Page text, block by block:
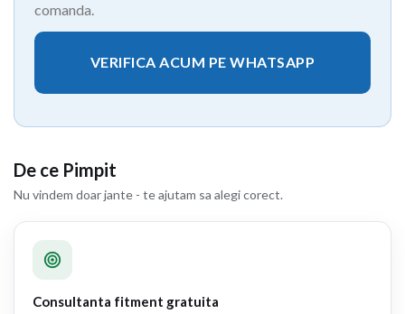
comanda.
VERIFICA ACUM PE WHATSAPP
De ce Pimpit
Nu vindem doar jante - te ajutam sa alegi corect.
Consultanta fitment gratuita